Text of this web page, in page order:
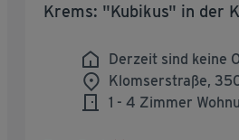
Krems: "Kubikus" in der
Derzeit sind keine
Klomserstraße,
1 - 4 Zimmer